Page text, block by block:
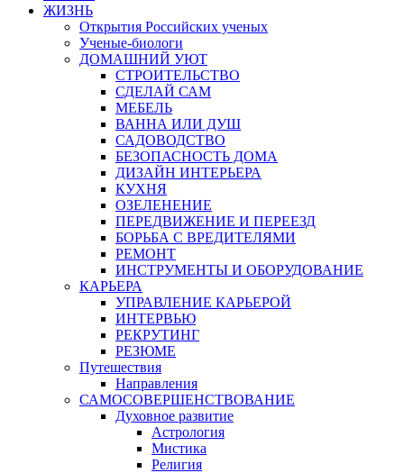
ЖИЗНЬ
Открытия Российских ученых
Ученые-биологи
ДОМАШНИЙ УЮТ
СТРОИТЕЛЬСТВО
СДЕЛАЙ САМ
МЕБЕЛЬ
ВАННА ИЛИ ДУШ
САДОВОДСТВО
БЕЗОПАСНОСТЬ ДОМА
ДИЗАЙН ИНТЕРЬЕРА
КУХНЯ
ОЗЕЛЕНЕНИЕ
ПЕРЕДВИЖЕНИЕ И ПЕРЕЕЗД
БОРЬБА С ВРЕДИТЕЛЯМИ
РЕМОНТ
ИНСТРУМЕНТЫ И ОБОРУДОВАНИЕ
КАРЬЕРА
УПРАВЛЕНИЕ КАРЬЕРОЙ
ИНТЕРВЬЮ
РЕКРУТИНГ
РЕЗЮМЕ
Путешествия
Направления
САМОСОВЕРШЕНСТВОВАНИЕ
Духовное развитие
Астрология
Мистика
Религия